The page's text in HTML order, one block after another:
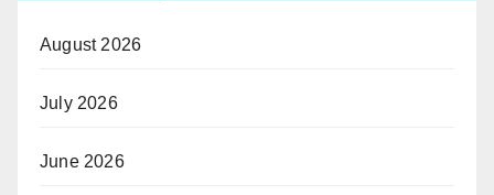
August 2026
July 2026
June 2026